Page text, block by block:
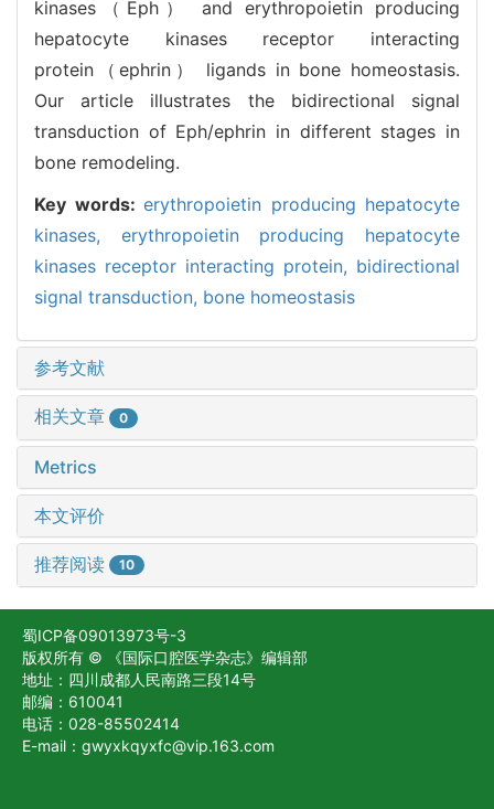
kinases（Eph） and erythropoietin producing
hepatocyte kinases receptor interacting
protein（ephrin） ligands in bone homeostasis.
Our article illustrates the bidirectional signal
transduction of Eph/ephrin in different stages in
bone remodeling.
Key words: erythropoietin producing hepatocyte
kinases, erythropoietin producing hepatocyte
kinases receptor interacting protein, bidirectional
signal transduction, bone homeostasis
参考文献
相关文章 0
Metrics
本文评价
推荐阅读 10
蜀ICP备09013973号-3
版权所有 © 《国际口腔医学杂志》编辑部
地址：四川成都人民南路三段14号
邮编：610041
电话：028-85502414
E-mail：gwyxkqyxfc@vip.163.com